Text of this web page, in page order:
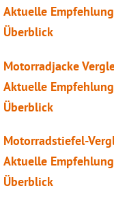
Aktuelle
Überblick
Motorradjacke
Aktuelle
Überblick
Motorradstiefel-
Aktuelle
Überblick